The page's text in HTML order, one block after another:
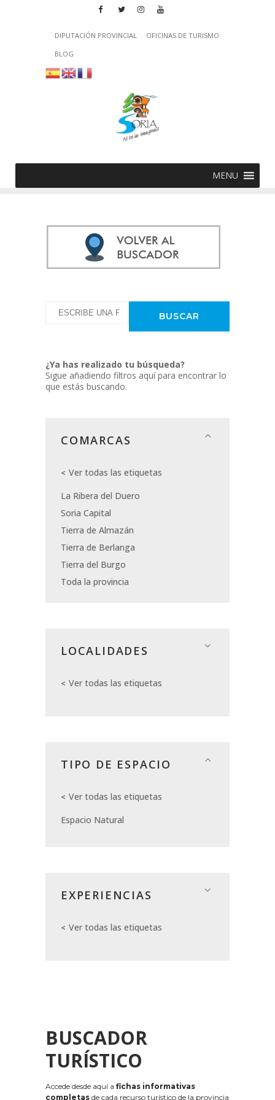
DIPUTACIÓN PROVINCIAL
OFICINAS DE TURISMO
BLOG
MENU
¿Ya has realizado tu búsqueda?
Sigue añadiendo filtros aquí para encontrar lo
que estás buscando.
COMARCAS
Ver todas las etiquetas
La Ribera del Duero
Soria Capital
Tierra de Almazán
Tierra de Berlanga
Tierra del Burgo
Toda la provincia
LOCALIDADES
Ver todas las etiquetas
TIPO DE ESPACIO
Ver todas las etiquetas
Espacio Natural
EXPERIENCIAS
Ver todas las etiquetas
BUSCADOR
TURÍSTICO
Accede desde aquí a fichas informativas
completas de cada recurso turístico de la provincia